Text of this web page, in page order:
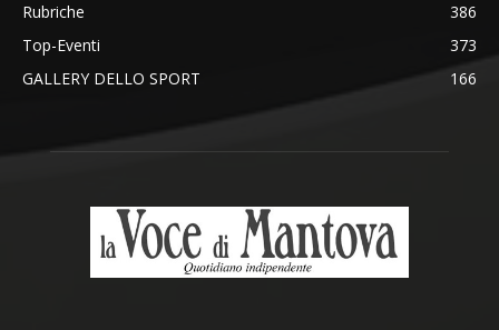
Rubriche
386
Top-Eventi
373
GALLERY DELLO SPORT
166